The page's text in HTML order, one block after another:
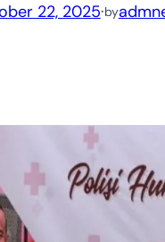
22, 2025·by